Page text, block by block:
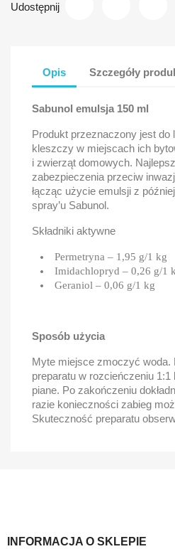
Udostępnij
Opis Szczegóły
Sabunol emulsja 150 ml
Produkt przeznaczony jest do
kleszczy w miejscach ich
i zwierząt domowych.
zabezpieczenia przeciw
łącząc użycie emulsji z
spray’u Sabunol.
Składniki aktywne
Permetryna – 1,95 g/1 kg
Imidachlopryd – 0,26 g/1
Geraniol – 0,06 g/1 kg
Sposób użycia
Myte miejsce zmoczyć woda.
preparatu w rozcieńczeniu
piane. Po zakończeniu
razie konieczności zabieg
Skuteczność preparatu
INFORMACJA O SKLEPIE